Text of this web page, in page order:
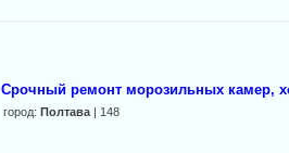
Срочный ремонт морозильных камер,
город: Полтава| 148